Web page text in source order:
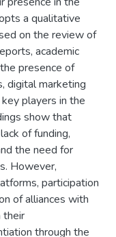
a qualitative
on the review of
academic
presence of
digital marketing
players in the
show that
of funding,
the need for
However,
participation
of alliances with
their
through the